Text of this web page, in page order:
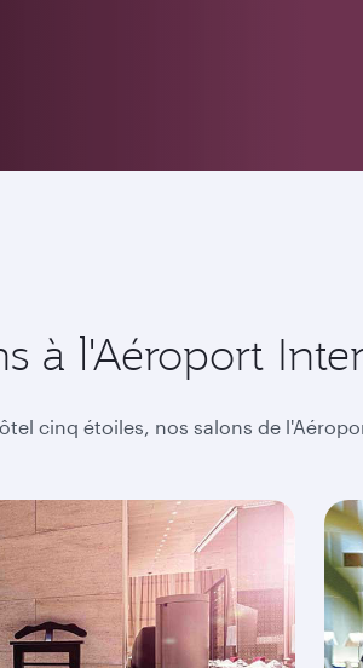
à l'Aéroport
cinq étoiles, nos salons de